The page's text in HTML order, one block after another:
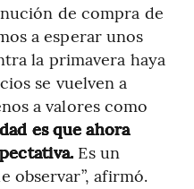
de compra de
a esperar unos
la primavera haya
se vuelven a
a valores como
es que ahora
Es un
observar”, afirmó.